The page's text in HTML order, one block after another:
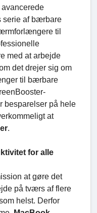
serie af bærbare
til
med at arbejde
det drejer sig om
til bærbare
besparelser på hele
at
.
for alle
at gøre det
på tværs af flere
helst. Derfor